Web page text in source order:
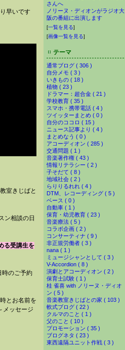
早いです
室きじばと
ン相談の日
る受講生を
時のご予約
とお名前を
メッセージ
さんへ
ノリーヌ・ディオンがラジオ大
阪の番組に出演します
[一覧を見る]
[画像一覧を見る]
テーマ
通常ブログ ( 306 )
自分メモ ( 3 )
いきもの ( 18 )
植物 ( 23 )
ドラマー：超合金 ( 21 )
学校教育 ( 35 )
スマホ・携帯電話 ( 4 )
ツイッターまとめ ( 0 )
自分のココロ ( 15 )
ニュース記事より ( 4 )
まとめなう ( 0 )
アコーディオン ( 285 )
交通問題 ( 1 )
音楽著作権 ( 43 )
情報リテラシー ( 2 )
子そだて ( 8 )
地域社会 ( 2 )
らりりるれれ ( 4 )
DTM、レコーディング ( 5 )
ベース ( 0 )
自動車 ( 1 )
保育・幼児教育 ( 23 )
音楽療法 ( 5 )
コラボ企画 ( 2 )
コンサーティナ ( 9 )
非正規労働者 ( 3 )
nana ( 1 )
ミュージシャンとして ( 3 )
V-Accordion ( 8 )
演劇とアコーディオン ( 2 )
保育士試験 ( 1 )
桂 雀喜 with ノリーヌ・ディオ
ン ( 5 )
音楽教室きじばとの家 ( 103 )
軟式ブログ ( 22 )
クルマのこと ( 1 )
父のこと ( 10 )
プロモーション ( 35 )
ブログネタ ( 23 )
東西遠隔ユニット作戦 ( 3 )